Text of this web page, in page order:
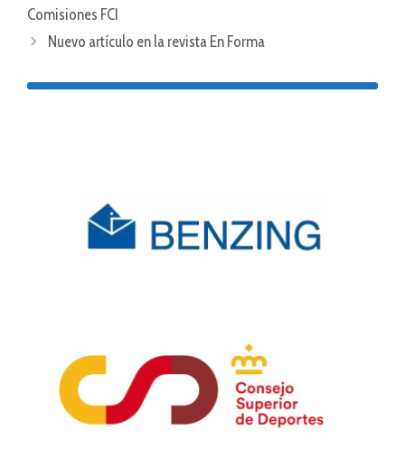
Comisiones FCI
Nuevo artículo en la revista En Forma